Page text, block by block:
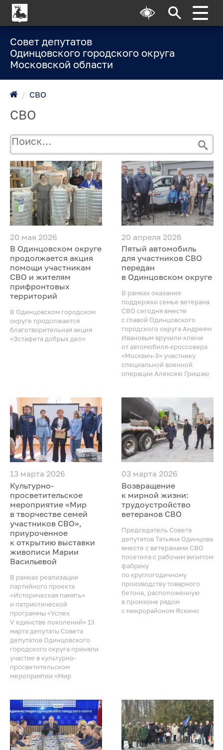
Совет депутатов
Одинцовского городского округа
Московской области
/ СВО
СВО
20 мая 2026
В Одинцовском округе
продолжается акция
помощи участникам
СВО и жителям
прифронтовых
территорий
В Одинцовском городском
округе продолжается
благотворительная акция
«Эстафета добрых дел»
20 апреля 2026
Пятый автомобиль
для участников СВО
передан
в Одинцовском округе
В рамках оказания
поддержки семье ветерана
СВО сегодня вместе
с главой Одинцовского
городского округа Андреем
Ивановым вручили ключи
от автомобиля-кроссовера
«Москвич-3» участнику
специальной военной
операции Алексею Гришаю
13 марта 2026
Культурно-
просветительское
мероприятие «Мир
в творчестве семей
участников СВО»,
приуроченное
к открытию выставки
живописи Марии
Васильевой
В рамках реализации
партийного проекта
«Историческая память»
и патриотической
программы «Успех
V единстве поколений» 13
марта депутаты Совета
депутатов Одинцовского
городского округа приняли
участие в культурно-
просветительском
мероприятии «Мир
03 марта 2026
Возвращение
к мирной жизни:
трудоустройство
ветеранов СВО
Председатель Совета
депутатов Татьяна Одинцова
вместе с ветеранами СВО
посетила с рабочим визитом
фабрику
по круглогодичному
производству товарного
бетона, расположенную
в промзоне рядом
с микрорайоном Яскино